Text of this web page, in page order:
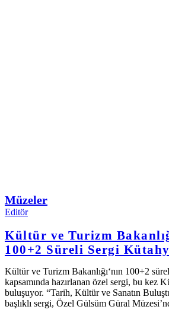
Müzeler
Editör
Kültür ve Turizm
100+2 Süreli Sergi
Kültür ve Turizm Bakanlığı‘nın 100+2
kapsamında hazırlanan özel sergi, bu kez
buluşuyor. “Tarih, Kültür ve Sanatın
başlıklı sergi, Özel Gülsüm Güral